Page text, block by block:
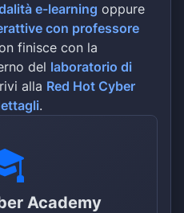
e-learning oppure
con professore
finisce con la
del laboratorio di
alla Red Hot Cyber
.
Academy